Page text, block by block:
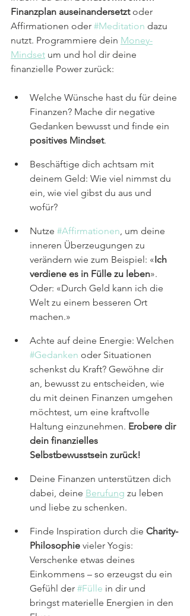
Finanzplan auseinandersetzt oder
Affirmationen oder #Meditation dazu
nutzt. Programmiere dein Money-
Mindset um und hol dir deine
finanzielle Power zurück:
Welche Wünsche hast du für deine
Finanzen? Mache dir negative
Gedanken bewusst und finde ein
positives Mindset.
Beschäftige dich achtsam mit
deinem Geld: Wie viel nimmst du
ein, wie viel gibst du aus und
wofür?
Nutze #Affirmationen , um deine
inneren Überzeugungen zu
verändern wie zum Beispiel: «Ich
verdiene es in Fülle zu leben».
Oder: «Durch Geld kann ich die
Welt zu einem besseren Ort
machen.»
Achte auf deine Energie: Welchen
#Gedanken oder Situationen
schenkst du Kraft? Gewöhne dir
an, bewusst zu entscheiden, wie
du mit deinen Finanzen umgehen
möchtest, um eine kraftvolle
Haltung einzunehmen. Erobere dir
dein finanzielles
Selbstbewusstsein zurück!
Deine Finanzen unterstützen dich
dabei, deine Berufung zu leben
und liebe zu schenken.
Finde Inspiration durch die Charity-
Philosophie vieler Yogis:
Verschenke etwas deines
Einkommens – so erzeugst du ein
Gefühl der #Fülle in dir und
bringst materielle Energien in den